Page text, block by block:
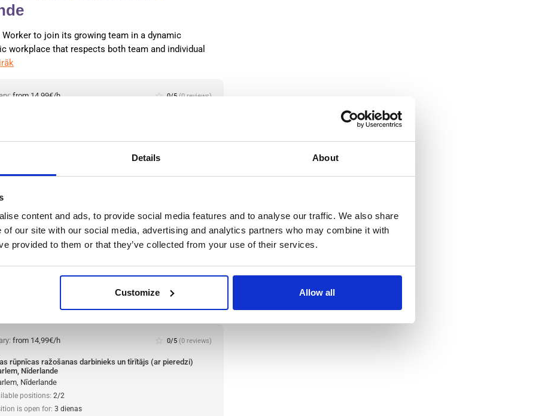
Details About
content and ads, to provide social media features and to analyse our traffic. We also share
of our site with our social media, advertising and analytics partners who may combine it with
provided to them or that they’ve collected from your use of their services.
Customize Allow all
to join its growing team in a dynamic
workplace that respects both team and individual
from 14,99€/h star_border 0/5 (0 reviews)
darbinieks un tīrītājs (ar
pārstrādes uzņēmumam un vienam no lielākajiem
darbinieks un tīrītājs. Uzņēmums ir pazīstams ar
inovācijām un kvalitātes apņemšanos.
from 14,99€/h star_border 0/5 (0 reviews)
rūpnīcas ražošanas darbinieks un tīrītājs (ar pieredzi)
Nīderlande
Nīderlande
positions: 2/2
is open for: 3 dienas